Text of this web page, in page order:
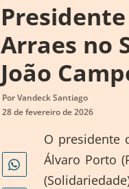
Arraes no
João
PorVandeck Santiago
28 de fevereiro de 2026
O presidente
Álvaro Porto